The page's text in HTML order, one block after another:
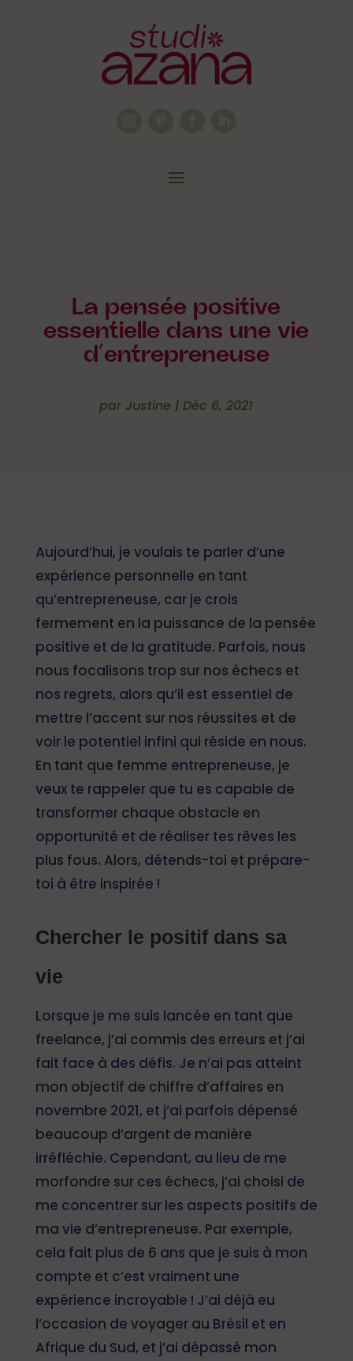
La pensée positive
essentielle dans une vie
d’entrepreneuse
parJustine |Déc 6, 2021
Aujourd’hui, je voulais te parler d’une
expérience personnelle en tant
qu’entrepreneuse, car je crois
fermement en la puissance de la pensée
positive et de la gratitude. Parfois, nous
nous focalisons trop sur nos échecs et
nos regrets, alors qu’il est essentiel de
mettre l’accent sur nos réussites et de
voir le potentiel infini qui réside en nous.
En tant que femme entrepreneuse, je
veux te rappeler que tu es capable de
transformer chaque obstacle en
opportunité et de réaliser tes rêves les
plus fous. Alors, détends-toi et prépare-
toi à être inspirée !
Chercher le positif dans sa
vie
Lorsque je me suis lancée en tant que
freelance, j’ai commis des erreurs et j’ai
fait face à des défis. Je n’ai pas atteint
mon objectif de chiffre d’affaires en
novembre 2021, et j’ai parfois dépensé
beaucoup d’argent de manière
irréfléchie. Cependant, au lieu de me
morfondre sur ces échecs, j’ai choisi de
me concentrer sur les aspects positifs de
ma vie d’entrepreneuse. Par exemple,
cela fait plus de 6 ans que je suis à mon
compte et c’est vraiment une
expérience incroyable ! J’ai déjà eu
l’occasion de voyager au Brésil et en
Afrique du Sud, et j’ai dépassé mon